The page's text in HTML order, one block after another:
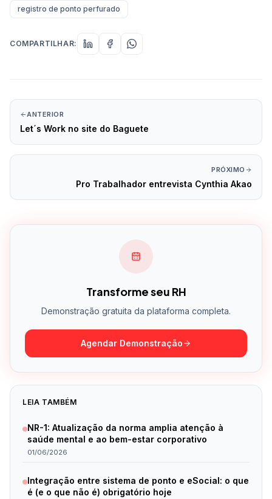
registro de ponto perfurado
COMPARTILHAR:
ANTERIOR
Let´s Work no site do Baguete
PRÓXIMO
Pro Trabalhador entrevista Cynthia Akao
Transforme seu RH
Demonstração gratuita da plataforma completa.
Agendar Demonstração
LEIA TAMBÉM
NR-1: Atualização da norma amplia atenção à
saúde mental e ao bem-estar corporativo
01/06/2026
Integração entre sistema de ponto e eSocial: o que
é (e o que não é) obrigatório hoje